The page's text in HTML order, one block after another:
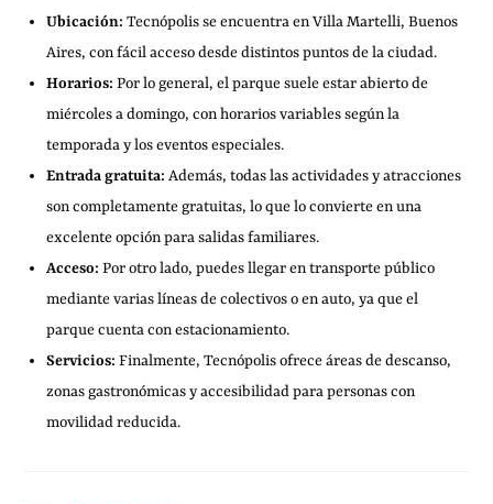
Ubicación: Tecnópolis se encuentra en Villa Martelli, Buenos
Aires, con fácil acceso desde distintos puntos de la ciudad.
Horarios: Por lo general, el parque suele estar abierto de
miércoles a domingo, con horarios variables según la
temporada y los eventos especiales.
Entrada gratuita: Además, todas las actividades y atracciones
son completamente gratuitas, lo que lo convierte en una
excelente opción para salidas familiares.
Acceso: Por otro lado, puedes llegar en transporte público
mediante varias líneas de colectivos o en auto, ya que el
parque cuenta con estacionamiento.
Servicios: Finalmente, Tecnópolis ofrece áreas de descanso,
zonas gastronómicas y accesibilidad para personas con
movilidad reducida.